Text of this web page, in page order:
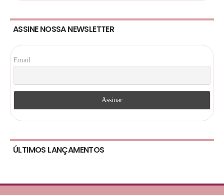
ASSINE NOSSA NEWSLETTER
Email
ÚLTIMOS LANÇAMENTOS